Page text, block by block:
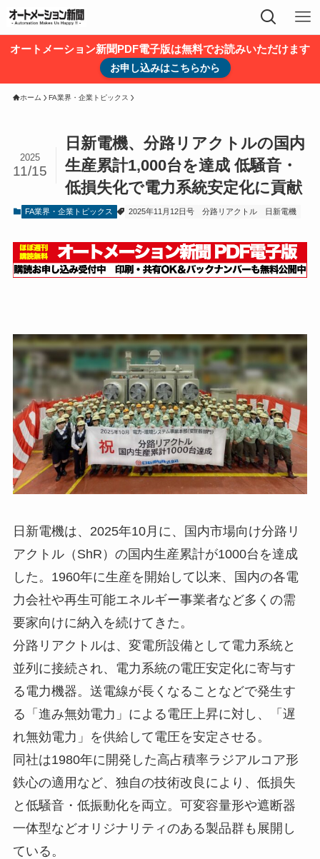
オートメーション新聞PDF電子版は無料でお読みいただけます
お申し込みはこちらから
ホーム FA業界・企業トピックス
日新電機、分路リアクトルの国内
生産累計1,000台を達成 低騒音・
低損失化で電力系統安定化に貢献
2025
11/15
FA業界・企業トピックス 2025年11月12日号 分路リアクトル 日新電機
日新電機は、2025年10月に、国内市場向け分路リ
アクトル（ShR）の国内生産累計が1000台を達成
した。1960年に生産を開始して以来、国内の各電
力会社や再生可能エネルギー事業者など多くの需
要家向けに納入を続けてきた。
分路リアクトルは、変電所設備として電力系統と
並列に接続され、電力系統の電圧安定化に寄与す
る電力機器。送電線が長くなることなどで発生す
る「進み無効電力」による電圧上昇に対し、「遅
れ無効電力」を供給して電圧を安定させる。
同社は1980年に開発した高占積率ラジアルコア形
鉄心の適用など、独自の技術改良により、低損失
と低騒音・低振動化を両立。可変容量形や遮断器
一体型などオリジナリティのある製品群も展開し
ている。